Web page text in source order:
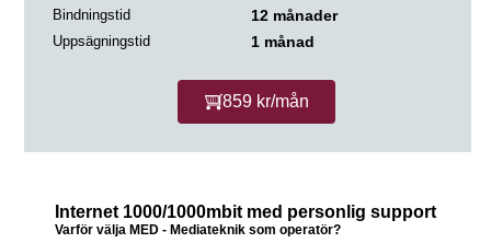
Bindningstid 12 månader
Uppsägningstid 1 månad
859 kr/mån
Internet 1000/1000mbit med personlig support
Varför välja MED - Mediateknik som operatör?